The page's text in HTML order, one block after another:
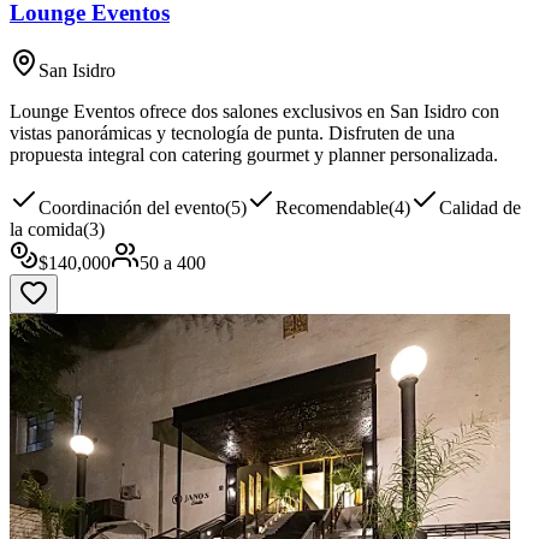
Lounge Eventos
San Isidro
Lounge Eventos ofrece dos salones exclusivos en San Isidro con
vistas panorámicas y tecnología de punta. Disfruten de una
propuesta integral con catering gourmet y planner personalizada.
Coordinación del evento(5) Recomendable(4)
Calidad de
la comida(3)
$140,000 50 a 400